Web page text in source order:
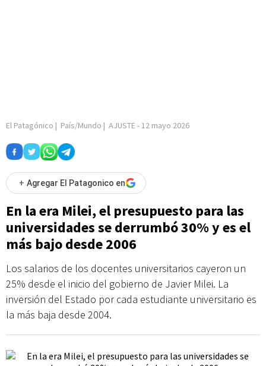
El Patagónico | País/Mundo | AJUSTE- 12 mayo 2026
+ Agregar El Patagonico en
En la era Milei, el presupuesto para las
universidades se derrumbó 30% y es el
más bajo desde 2006
Los salarios de los docentes universitarios cayeron un
25% desde el inicio del gobierno de Javier Milei. La
inversión del Estado por cada estudiante universitario es
la más baja desde 2004.